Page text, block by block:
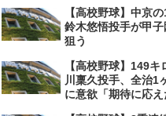
【高校野球】中京
鈴木悠悟投手が甲子
狙う
【高校野球】149
川稟久投手、全治1
に意欲「期待に応え